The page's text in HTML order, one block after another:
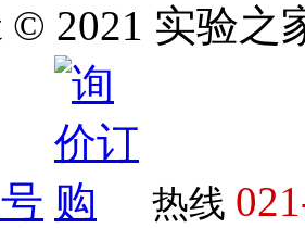
© 2021 实验之
热线